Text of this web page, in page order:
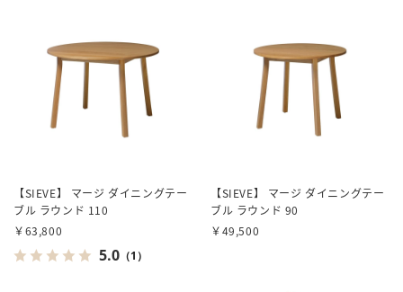
【SIEVE】 マージ ダイニングテー
ブル ラウンド 110
￥63,800
5.0 （1）
【SIEVE】 マージ ダイニングテー
ブル ラウンド 90
￥49,500